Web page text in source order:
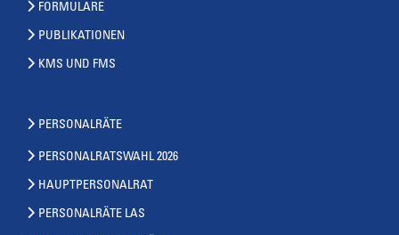
FORMULARE
PUBLIKATIONEN
KMS UND FMS
PERSONALRÄTE
PERSONALRATSWAHL 2026
HAUPTPERSONALRAT
PERSONALRÄTE LAS